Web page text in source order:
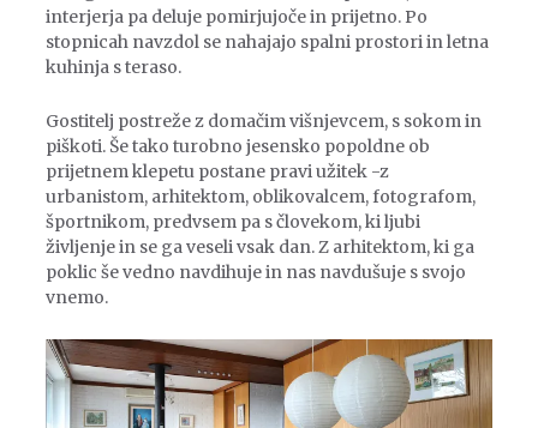
interjerja pa deluje pomirjujoče in prijetno. Po
stopnicah navzdol se nahajajo spalni prostori in letna
kuhinja s teraso.
Gostitelj postreže z domačim višnjevcem, s sokom in
piškoti. Še tako turobno jesensko popoldne ob
prijetnem klepetu postane pravi užitek -z
urbanistom, arhitektom, oblikovalcem, fotografom,
športnikom, predvsem pa s človekom, ki ljubi
življenje in se ga veseli vsak dan. Z arhitektom, ki ga
poklic še vedno navdihuje in nas navdušuje s svojo
vnemo.